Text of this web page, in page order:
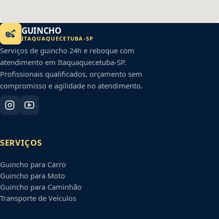
GUINCHO
ITAQUAQUECETUBA -SP
Serviços de guincho 24h e reboque com
atendimento em Itaquaquecetuba-SP.
Profissionais qualificados, orçamento sem
compromisso e agilidade no atendimento.
SERVIÇOS
Guincho para Carro
Guincho para Moto
Guincho para Caminhão
Transporte de Veículos